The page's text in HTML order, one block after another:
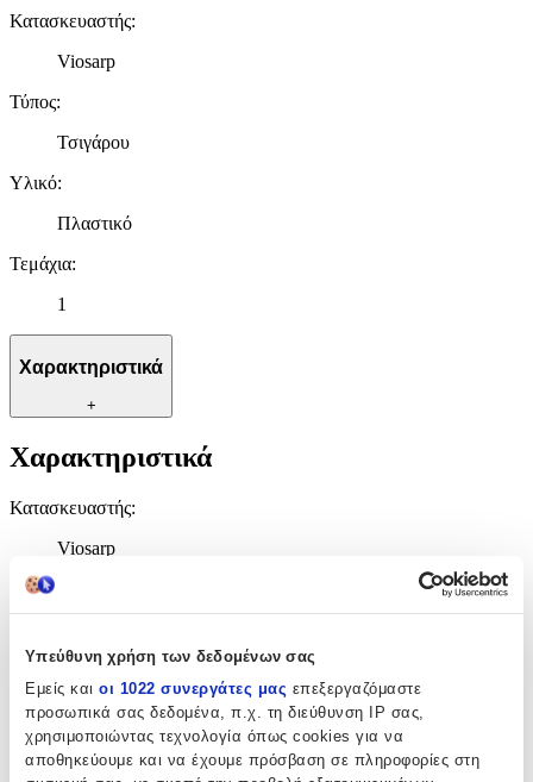
Υπεύθυνη χρήση των δεδομένων σας
Εμείς και οι 1022 συνεργάτες μας επεξεργαζόμαστε
προσωπικά σας δεδομένα, π.χ. τη διεύθυνση IP σας,
χρησιμοποιώντας τεχνολογία όπως cookies για να
αποθηκεύουμε και να έχουμε πρόσβαση σε πληροφορίες στη
Κατασκευαστής:
Viosarp
Τύπος:
Τσιγάρου
Υλικό:
Πλαστικό
Τεμάχια:
1
Χαρακτηριστικά
+
Χαρακτηριστικά
Κατασκευαστής:
Viosarp
Τύπος
Πλαστικό
Τεμάχια